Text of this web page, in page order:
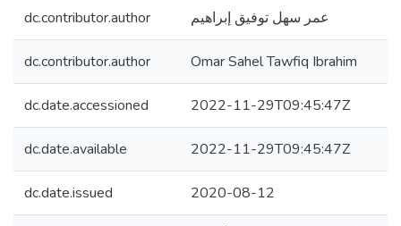
dc.contributor.author عمر سهل توفيق إبراهيم
dc.contributor.author Omar Sahel Tawfiq Ibrahim
dc.date.accessioned 2022-11-29T09:45:47Z
dc.date.available 2022-11-29T09:45:47Z
dc.date.issued 2020-08-12